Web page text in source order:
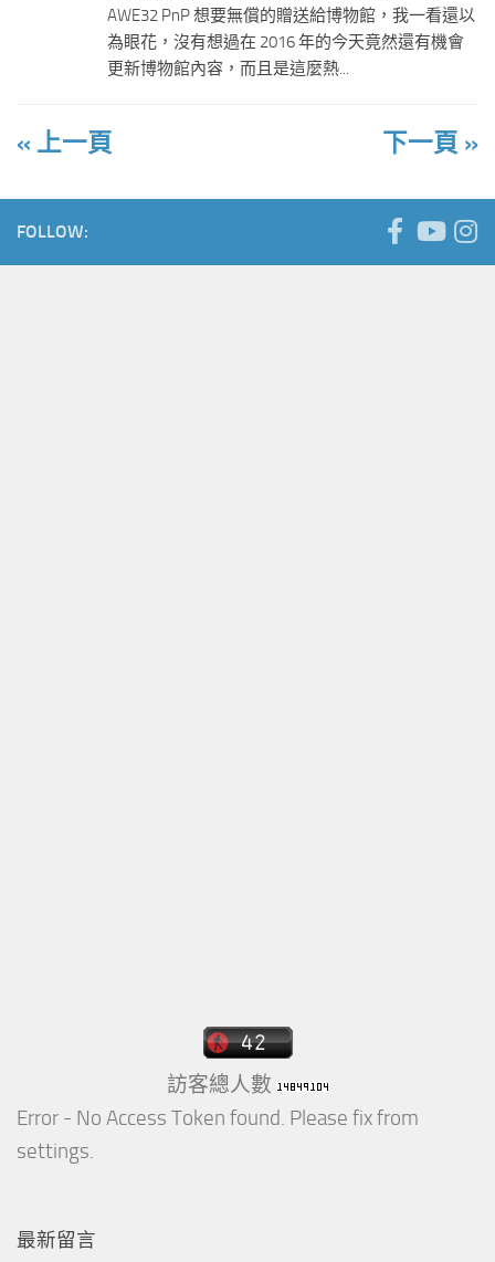
AWE32 PnP 想要無償的贈送給博物館，我一看還以
為眼花，沒有想過在 2016 年的今天竟然還有機會
更新博物館內容，而且是這麼熱...
« 上一頁 下一頁 »
FOLLOW:
訪客總人數
Error - No Access Token found. Please fix from
settings.
最新留言